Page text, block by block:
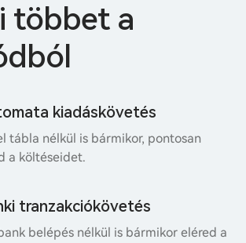
többet a
kiadáskövetés
tábla nélkül is bármikor, pontosan
a költéseidet.
tranzakciókövetés
belépés nélkül is bármikor eléred a